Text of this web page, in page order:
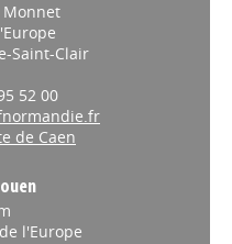
Monnet
Saint-Clair
52 00
de Caen
l'Europe